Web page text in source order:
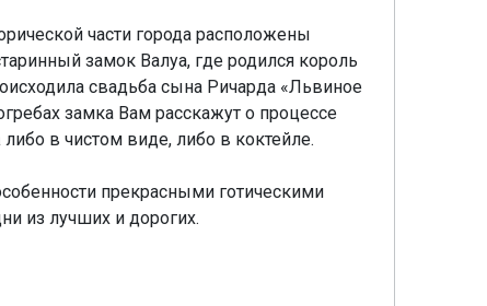
части города расположены
замок Валуа, где родился король
свадьба сына Ричарда «Львиное
замка Вам расскажут о процессе
либо в чистом виде, либо в коктейле.
прекрасными готическими
из лучших и дорогих.